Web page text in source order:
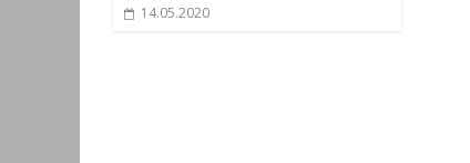
14.05.2020